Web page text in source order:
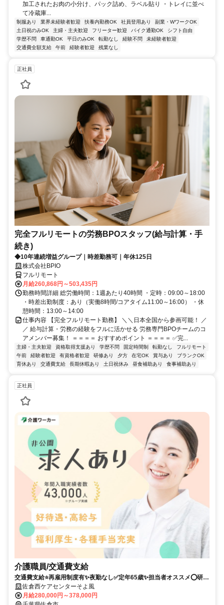
加工されたお肉の小分け、パック詰め、ラベル貼り ・トレイに並べ
て冷蔵庫...
制服あり 業界未経験者歓迎 扶養内勤務OK 社員登用あり
副業・WワークOK
土日祝のみOK
主婦・主夫歓迎 フリーター歓迎 バイク通勤OK
シフト自由
学歴不問
車通勤OK 平日のみOK 転勤なし 経験不問
未経験者歓迎
交通費全額支給
午前 経験者歓迎 残業なし
正社員
完全フルリモートの労務BPOスタッフ(給与計算・手
続き)
◆10年連続増益グループ｜時差勤務可｜年休125日
株式会社BPIO
フルリモート
月給260,868円～503,435円
勤務時間詳細 総労働時間：1週あたり40時間 ・定時：09:00～18:00
・時差出勤制度：あり（実働8時間/コアタイム11:00～16:00） ・休
憩時間：13:00～14:00
仕事内容 【完全フルリモート勤務】 ＼＼日本全国から参画可能！ ／
／ 給与計算・労務の経験をフルに活かせる 労務専門BPOチームのコ
アメンバー募集！ ＝＝＝＝ おすすめポイント ＝＝＝＝ ✅完...
主婦・主夫歓迎 資格取得支援あり 学歴不問 固定時間制 転勤なし
フルリモート
午前
経験者歓迎 有資格者歓迎 研修あり 夕方 在宅OK 賞与あり
ブランクOK
育休あり
交通費支給 長期休暇あり 土日祝休み 昼食補助あり 食事補助あり
正社員
介護職員/交通費支給
交通費支給⭐️再雇用制度有✨夜勤なし✅️定年65歳✨担当者オススメ⭕️研修
支援有✨経験者優遇❗️車通勤ＯＫ
佐倉西ケアセンターそよ風
月給280,000円～378,000円